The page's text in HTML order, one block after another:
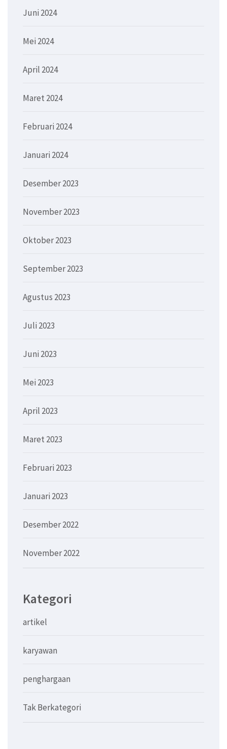
Juni 2024
Mei 2024
April 2024
Maret 2024
Februari 2024
Januari 2024
Desember 2023
November 2023
Oktober 2023
September 2023
Agustus 2023
Juli 2023
Juni 2023
Mei 2023
April 2023
Maret 2023
Februari 2023
Januari 2023
Desember 2022
November 2022
Kategori
artikel
karyawan
penghargaan
Tak Berkategori